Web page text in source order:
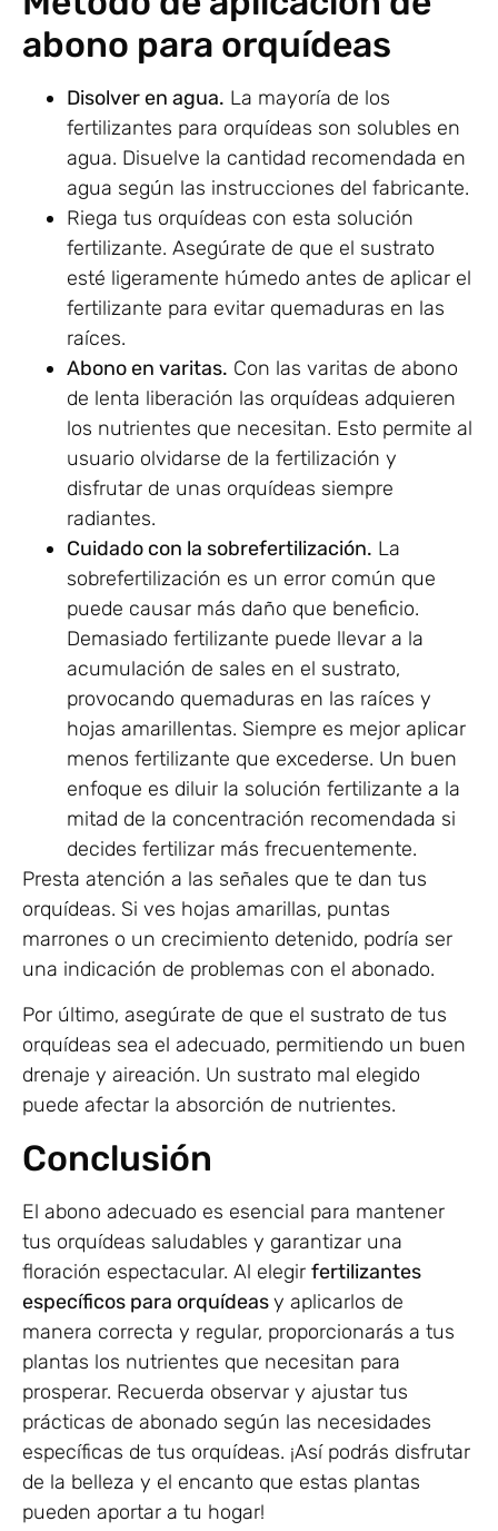
abono para orquídeas
Disolver en agua. La mayoría de los
fertilizantes para orquídeas son solubles en
agua. Disuelve la cantidad recomendada en
agua según las instrucciones del fabricante.
Riega tus orquídeas con esta solución
fertilizante. Asegúrate de que el sustrato
esté ligeramente húmedo antes de aplicar el
fertilizante para evitar quemaduras en las
raíces.
Abono en varitas. Con las varitas de abono
de lenta liberación las orquídeas adquieren
los nutrientes que necesitan. Esto permite al
usuario olvidarse de la fertilización y
disfrutar de unas orquídeas siempre
radiantes.
Cuidado con la sobrefertilización. La
sobrefertilización es un error común que
puede causar más daño que beneficio.
Demasiado fertilizante puede llevar a la
acumulación de sales en el sustrato,
provocando quemaduras en las raíces y
hojas amarillentas. Siempre es mejor aplicar
menos fertilizante que excederse. Un buen
enfoque es diluir la solución fertilizante a la
mitad de la concentración recomendada si
decides fertilizar más frecuentemente.
Presta atención a las señales que te dan tus
orquídeas. Si ves hojas amarillas, puntas
marrones o un crecimiento detenido, podría ser
una indicación de problemas con el abonado.
Por último, asegúrate de que el sustrato de tus
orquídeas sea el adecuado, permitiendo un buen
drenaje y aireación. Un sustrato mal elegido
puede afectar la absorción de nutrientes.
Conclusión
El abono adecuado es esencial para mantener
tus orquídeas saludables y garantizar una
floración espectacular. Al elegir fertilizantes
específicos para orquídeasy aplicarlos de
manera correcta y regular, proporcionarás a tus
plantas los nutrientes que necesitan para
prosperar. Recuerda observar y ajustar tus
prácticas de abonado según las necesidades
específicas de tus orquídeas. ¡Así podrás disfrutar
de la belleza y el encanto que estas plantas
pueden aportar a tu hogar!